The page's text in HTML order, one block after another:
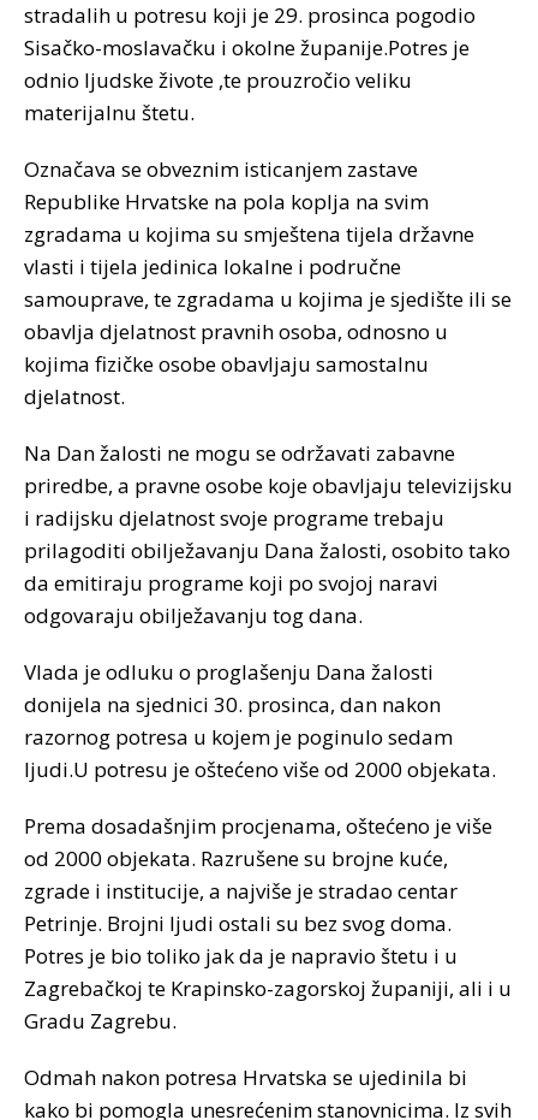
stradalih u potresu koji je 29. prosinca pogodio
Sisačko-moslavačku i okolne županije.Potres je
odnio ljudske živote ,te prouzročio veliku
materijalnu štetu.
Označava se obveznim isticanjem zastave
Republike Hrvatske na pola koplja na svim
zgradama u kojima su smještena tijela državne
vlasti i tijela jedinica lokalne i područne
samouprave, te zgradama u kojima je sjedište ili se
obavlja djelatnost pravnih osoba, odnosno u
kojima fizičke osobe obavljaju samostalnu
djelatnost.
Na Dan žalosti ne mogu se održavati zabavne
priredbe, a pravne osobe koje obavljaju televizijsku
i radijsku djelatnost svoje programe trebaju
prilagoditi obilježavanju Dana žalosti, osobito tako
da emitiraju programe koji po svojoj naravi
odgovaraju obilježavanju tog dana.
Vlada je odluku o proglašenju Dana žalosti
donijela na sjednici 30. prosinca, dan nakon
razornog potresa u kojem je poginulo sedam
ljudi.U potresu je oštećeno više od 2000 objekata.
Prema dosadašnjim procjenama, oštećeno je više
od 2000 objekata. Razrušene su brojne kuće,
zgrade i institucije, a najviše je stradao centar
Petrinje. Brojni ljudi ostali su bez svog doma.
Potres je bio toliko jak da je napravio štetu i u
Zagrebačkoj te Krapinsko-zagorskoj županiji, ali i u
Gradu Zagrebu.
Odmah nakon potresa Hrvatska se ujedinila bi
kako bi pomogla unesrećenim stanovnicima. Iz svih